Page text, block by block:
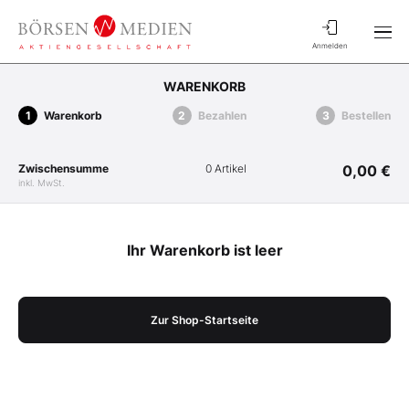
Anmelden
WARENKORB
Warenkorb Bezahlen Bestellen
Zwischensumme
inkl. MwSt.
0 Artikel 0,00 €
Ihr Warenkorb ist leer
Zur Shop-Startseite